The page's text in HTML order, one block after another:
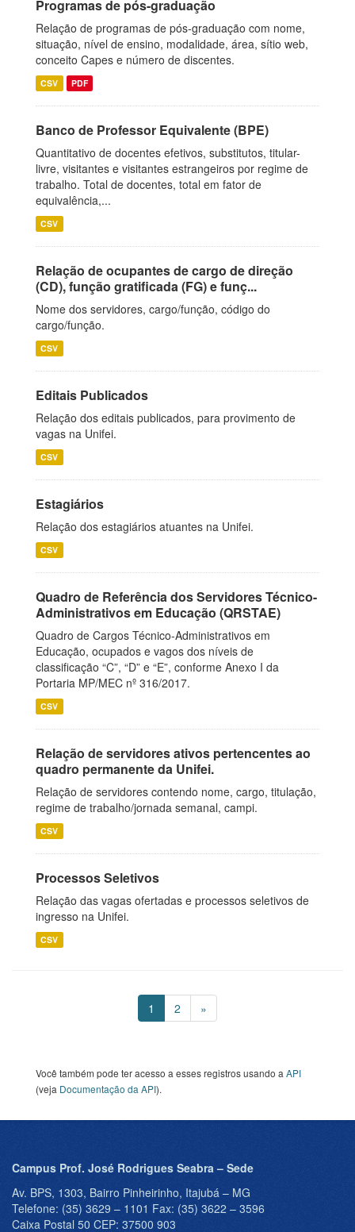
Programas de pós-graduação
Relação de programas de pós-graduação com nome,
situação, nível de ensino, modalidade, área, sítio web,
conceito Capes e número de discentes.
CSV PDF
Banco de Professor Equivalente (BPE)
Quantitativo de docentes efetivos, substitutos, titular-
livre, visitantes e visitantes estrangeiros por regime de
trabalho. Total de docentes, total em fator de
equivalência,...
CSV
Relação de ocupantes de cargo de direção
(CD), função gratificada (FG) e funç...
Nome dos servidores, cargo/função, código do
cargo/função.
CSV
Editais Publicados
Relação dos editais publicados, para provimento de
vagas na Unifei.
CSV
Estagiários
Relação dos estagiários atuantes na Unifei.
CSV
Quadro de Referência dos Servidores Técnico-
Administrativos em Educação (QRSTAE)
Quadro de Cargos Técnico-Administrativos em
Educação, ocupados e vagos dos níveis de
classificação “C”, “D” e “E”, conforme Anexo I da
Portaria MP/MEC nº 316/2017.
CSV
Relação de servidores ativos pertencentes ao
quadro permanente da Unifei.
Relação de servidores contendo nome, cargo, titulação,
regime de trabalho/jornada semanal, campi.
CSV
Processos Seletivos
Relação das vagas ofertadas e processos seletivos de
ingresso na Unifei.
CSV
1 2 »
Você também pode ter acesso a esses registros usando a API
(veja Documentação da API).
Campus Prof. José Rodrigues Seabra – Sede
Av. BPS, 1303, Bairro Pinheirinho, Itajubá – MG
Telefone: (35) 3629 – 1101 Fax: (35) 3622 – 3596
Caixa Postal 50 CEP: 37500 903